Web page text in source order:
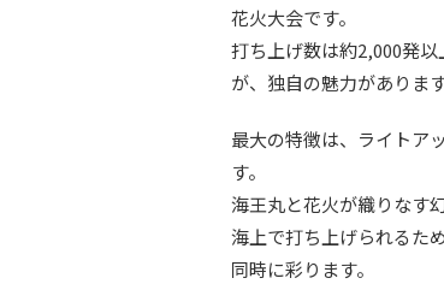
花火大会です。
打ち上げ数は約2,000発
が、独自の魅力があります
最大の特徴は、ライトア
す。
海王丸と花火が織りなす
海上で打ち上げられるた
同時に彩ります。